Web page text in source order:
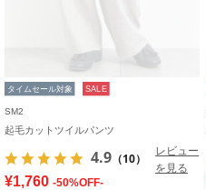
タイムセール対象 SALE
SM2
起毛カットツイルパンツ
4.9 （10）
レビュー
を見る
¥1,760 -50%OFF-